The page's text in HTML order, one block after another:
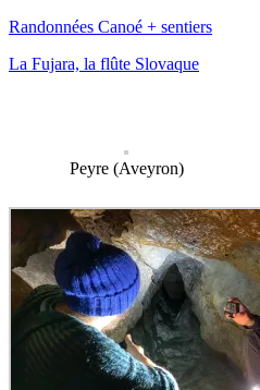
Randonnées Canoé + sentiers
La Fujara, la flûte Slovaque
Peyre (Aveyron)